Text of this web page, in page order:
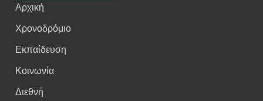
Αρχική
Χρονοδρόμιο
Εκπαίδευση
Κοινωνία
Διεθνή